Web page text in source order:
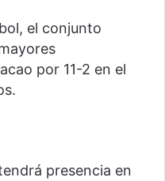
el conjunto
por 11-2 en el
presencia en